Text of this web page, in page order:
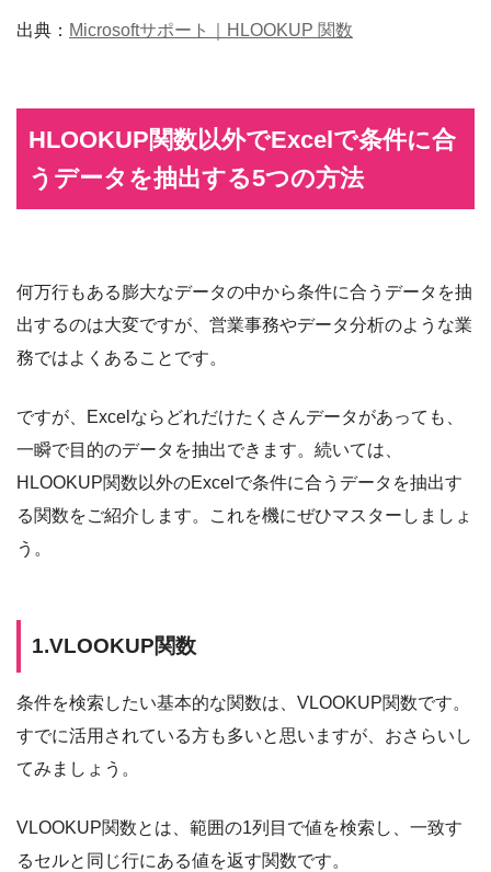
出典： Microsoftサポート｜HLOOKUP 関数
HLOOKUP関数以外でExcelで条件に合
うデータを抽出する5つの方法
何万行もある膨大なデータの中から条件に合うデータを抽
出するのは大変ですが、営業事務やデータ分析のような業
務ではよくあることです。
ですが、Excelならどれだけたくさんデータがあっても、
一瞬で目的のデータを抽出できます。続いては、
HLOOKUP関数以外のExcelで条件に合うデータを抽出す
る関数をご紹介します。これを機にぜひマスターしましょ
う。
1.VLOOKUP関数
条件を検索したい基本的な関数は、VLOOKUP関数です。
すでに活用されている方も多いと思いますが、おさらいし
てみましょう。
VLOOKUP関数とは、範囲の1列目で値を検索し、一致す
るセルと同じ行にある値を返す関数です。